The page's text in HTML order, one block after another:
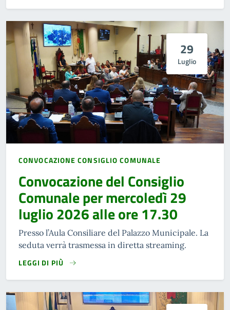
29
Luglio
CONVOCAZIONE CONSIGLIO COMUNALE
Convocazione del Consiglio
Comunale per mercoledì 29
luglio 2026 alle ore 17.30
Presso l’Aula Consiliare del Palazzo Municipale. La
seduta verrà trasmessa in diretta streaming.
LEGGI DI PIÙ